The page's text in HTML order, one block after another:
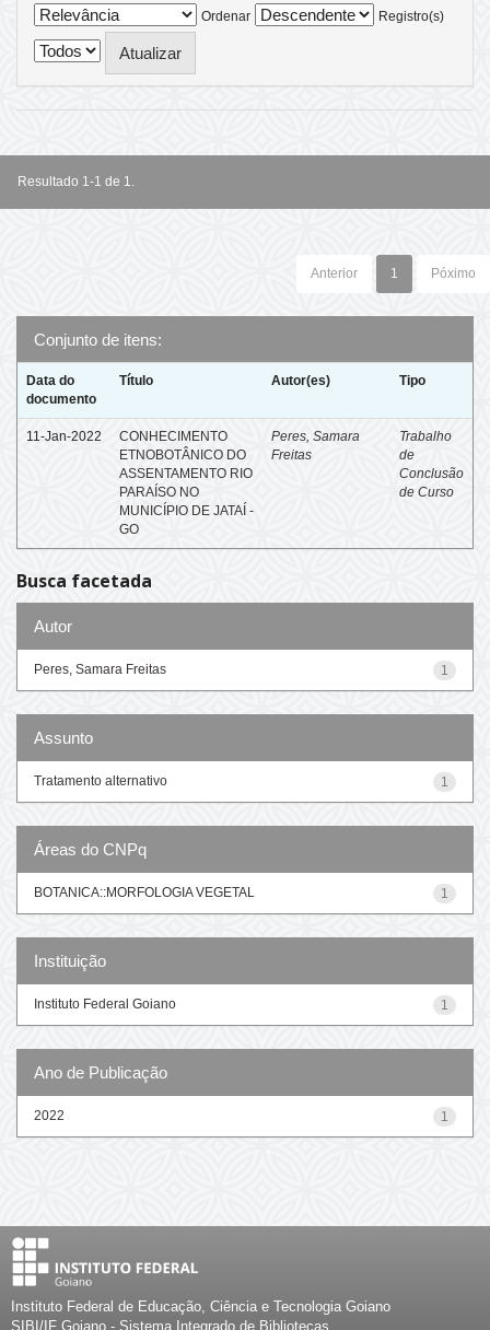
Ordenar
Registro(s)
Resultado 1-1 de 1.
Anterior 1 Póximo
Conjunto de itens:
Data do
documento
Título Autor(es) Tipo
11-Jan-2022
CONHECIMENTO
ETNOBOTÂNICO DO
ASSENTAMENTO RIO
PARAÍSO NO
MUNICÍPIO DE JATAÍ -
GO
Peres, Samara
Freitas
Trabalho
de
Conclusão
de Curso
Busca facetada
Autor
1
Peres, Samara Freitas
Assunto
1
Tratamento alternativo
Áreas do CNPq
1
BOTANICA::MORFOLOGIA VEGETAL
Instituição
1
Instituto Federal Goiano
Ano de Publicação
1
2022
Instituto Federal de Educação, Ciência e Tecnologia Goiano
SIBI/IF Goiano - Sistema Integrado de Bibliotecas